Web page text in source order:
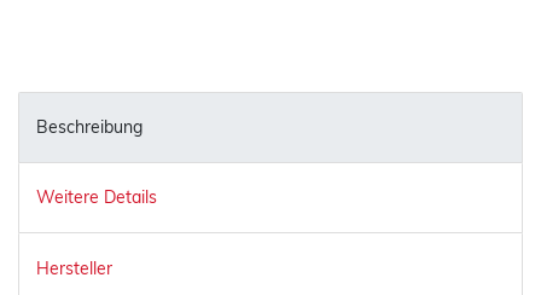
Beschreibung
Weitere Details
Hersteller